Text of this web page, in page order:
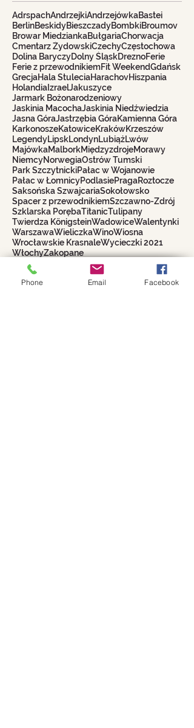
AdrspachAndrzejkiAndrzejówkaBastei
BerlinBeskidyBieszczadyBombkiBroumov
Browar MiedziankaBułgariaChorwacja
Cmentarz ŻydowskiCzechyCzęstochowa
Dolina BaryczyDolny ŚląskDreznoFerie
Ferie z przewodnikiemFit WeekendGdańsk
GrecjaHala StuleciaHarachovHiszpania
HolandiaIzraelJakuszyce
Jarmark Bożonarodzeniowy
Jaskinia MacochaJaskinia Niedźwiedzia
Jasna GóraJastrzębia GóraKamienna Góra
KarkonoszeKatowiceKrakówKrzeszów
LegendyLipskLondynLubiążLwów
MajówkaMalborkMiędzyzdrojeMorawy
NiemcyNorwegiaOstrów Tumski
Park SzczytnickiPałac w Wojanowie
Pałac w ŁomnicyPodlasiePragaRoztocze
Saksońska SzwajcariaSokołowsko
Spacer z przewodnikiemSzczawno-Zdrój
Szklarska PorębaTitanicTulipany
Twierdza KönigsteinWadowiceWalentynki
WarszawaWieliczkaWinoWiosna
Wrocławskie KrasnaleWycieczki 2021
WłochyZakopane
Biuro Turystyczne
WROCŁAWIANKA
Phone Email Facebook